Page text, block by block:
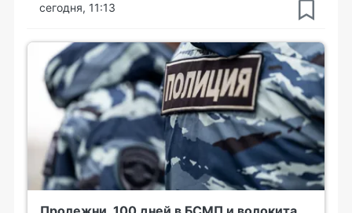
сегодня, 11:13